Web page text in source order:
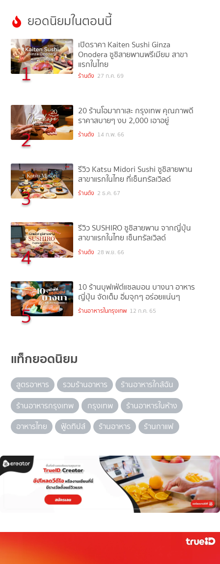
ยอดนิยมในตอนนี้
1
เปิดราคา Kaiten Sushi Ginza
Onodera ซูชิสายพานพรีเมียม สาขา
แรกในไทย
ร้านดัง 27 ก.ค. 69
2
20 ร้านโอมากาเสะ กรุงเทพ คุณภาพดี
ราคาสบายๆ งบ 2,000 เอาอยู่
ร้านดัง 14 ก.พ. 66
3
รีวิว Katsu Midori Sushi ซูชิสายพาน
สาขาแรกในไทย ที่เซ็นทรัลเวิลด์
ร้านดัง 2 ธ.ค. 67
4
รีวิว SUSHIRO ซูชิสายพาน จากญี่ปุ่น
สาขาแรกในไทย เซ็นทรัลเวิลด์
ร้านดัง 28 พ.ย. 66
5
10 ร้านบุฟเฟ่ต์แซลมอน บางนา อาหาร
ญี่ปุ่น จัดเต็ม อิ่มจุกๆ อร่อยแน่นๆ
ร้านอาหารในกรุงเทพ 12 ก.ค. 65
แท็กยอดนิยม
สูตรอาหาร รวมร้านอาหาร
ร้านอาหารใกล้ฉัน
ร้านอาหารกรุงเทพ
กรุงเทพ
ร้านอาหารในห้าง
อาหารไทย
ฟู้ดทิปส์ ร้านอาหาร ร้านกาแฟ